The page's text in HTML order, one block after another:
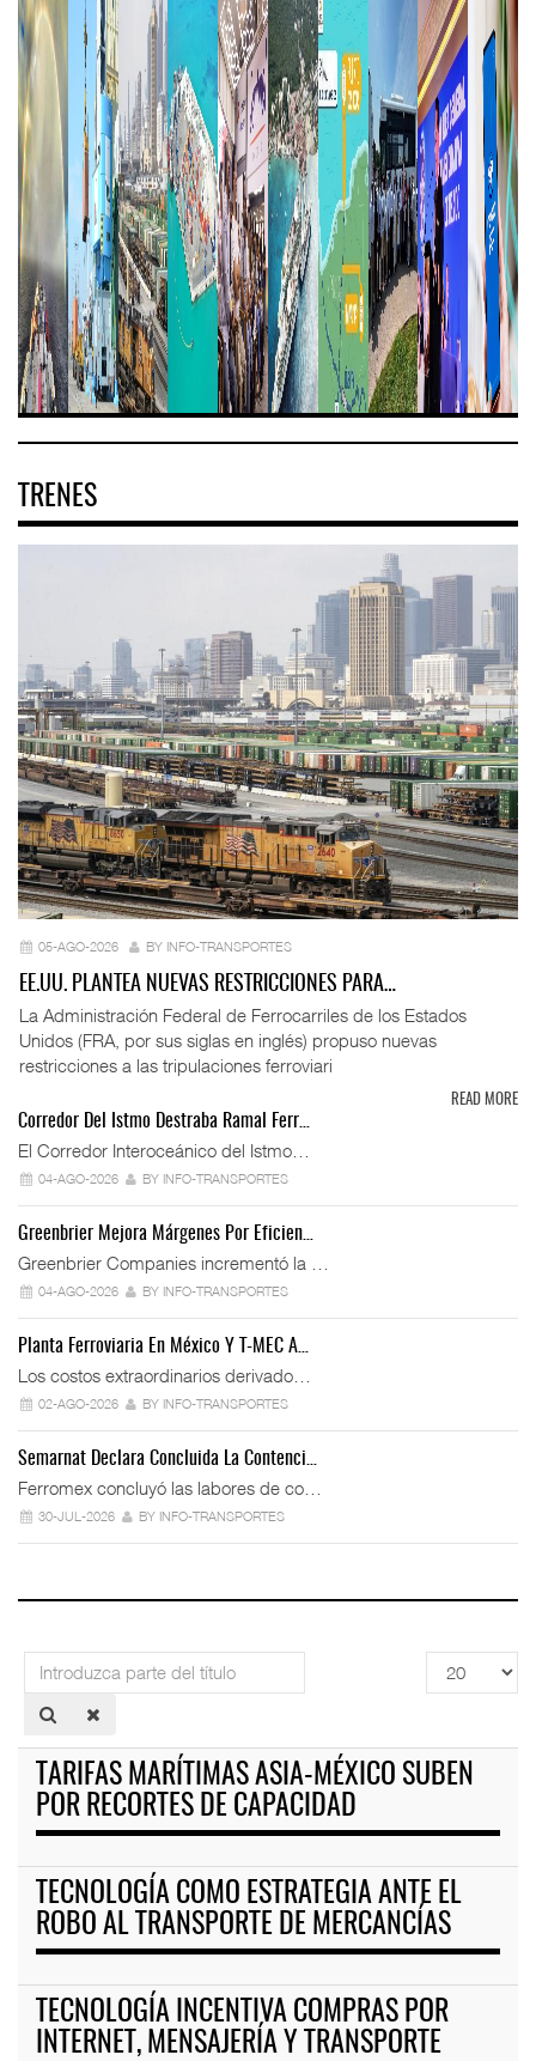
TRENES
05-AGO-2026 BY INFO-TRANSPORTES
EE.UU. PLANTEA NUEVAS RESTRICCIONES PARA…
La Administración Federal de Ferrocarriles de los Estados
Unidos (FRA, por sus siglas en inglés) propuso nuevas
restricciones a las tripulaciones ferroviari
READ MORE
Corredor Del Istmo Destraba Ramal Ferr…
El Corredor Interoceánico del Istmo…
04-AGO-2026 BY INFO-TRANSPORTES
Greenbrier Mejora Márgenes Por Eficien…
Greenbrier Companies incrementó la …
04-AGO-2026 BY INFO-TRANSPORTES
Planta Ferroviaria En México Y T-MEC A…
Los costos extraordinarios derivado…
02-AGO-2026 BY INFO-TRANSPORTES
Semarnat Declara Concluida La Contenci…
Ferromex concluyó las labores de co…
30-JUL-2026 BY INFO-TRANSPORTES
Introduzca
parte
del
Cantidad
a
TARIFAS MARÍTIMAS ASIA-MÉXICO SUBEN
POR RECORTES DE CAPACIDAD
TECNOLOGÍA COMO ESTRATEGIA ANTE EL
ROBO AL TRANSPORTE DE MERCANCÍAS
TECNOLOGÍA INCENTIVA COMPRAS POR
INTERNET, MENSAJERÍA Y TRANSPORTE